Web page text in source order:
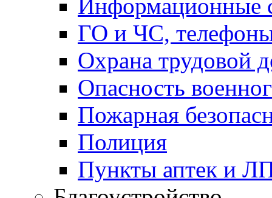
Информационные
ГО и ЧС,
Охрана трудовой
Опасность
Пожарная
Полиция
Пункты аптек и